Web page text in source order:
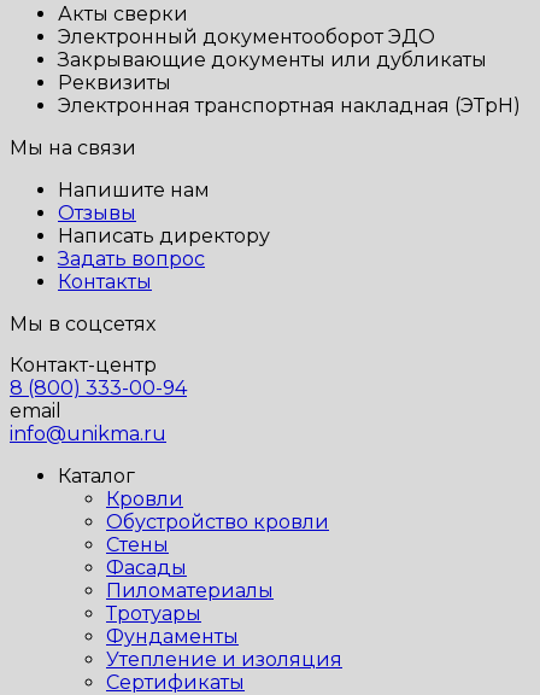
Акты сверки
Электронный документооборот ЭДО
Закрывающие документы или дубликаты
Реквизиты
Электронная транспортная накладная (ЭТрН)
Мы на связи
Напишите нам
Отзывы
Написать директору
Задать вопрос
Контакты
Мы в соцсетях
Контакт-центр
8 (800) 333-00-94
email
info@unikma.ru
Каталог
Кровли
Обустройство кровли
Стены
Фасады
Пиломатериалы
Тротуары
Фундаменты
Утепление и изоляция
Сертификаты